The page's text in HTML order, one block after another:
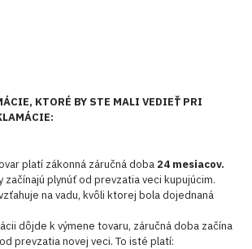
KTORÉ BY STE MALI VEDIEŤ PRI
platí zákonná záručná doba 24 mesiacov.
začínajú plynúť od prevzatia veci kupujúcim.
na vadu, kvôli ktorej bola dojednaná
dôjde k výmene tovaru, záručná doba začína
prevzatia novej veci. To isté platí: